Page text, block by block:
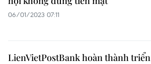
06/01/2023 07:11
LienVietPostBank hoàn thành triển